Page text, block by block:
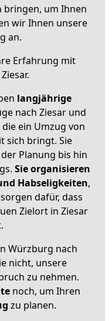
um Ihnen
wir Ihnen unsere
an.
Erfahrung mit
Ziesar.
langjährige
nach Ziesar und
ein Umzug von
sich bringt. Sie
Planung bis hin
Sie organisieren
Habseligkeiten,
dafür, dass
Zielort in Ziesar
Würzburg nach
nicht, unsere
zu nehmen.
noch, um Ihren
zu planen.